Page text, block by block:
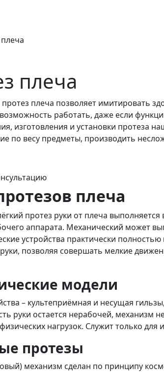
плеча
плеча позволяет имитировать
работать, даже если
изготовления и установки протеза
по весу предметы, производить
плеча
протез руки от плеча
аппарата. Механический может
устройства практически
позволяя совершать мелкие
модели
– культеприёмная и несущая
руки остается нерабочей, механизм
нагрузок. Служит только
протезы
механизм сделан по принципу